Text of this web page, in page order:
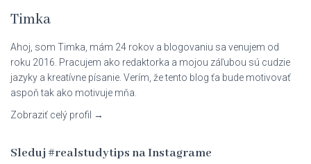
Timka
Ahoj, som Timka, mám 24 rokov a blogovaniu sa venujem od
roku 2016. Pracujem ako redaktorka a mojou záľubou sú cudzie
jazyky a kreatívne písanie. Verím, že tento blog ťa bude motivovať
aspoň tak ako motivuje mňa.
Zobraziť celý profil →
Sleduj #realstudytips na Instagrame